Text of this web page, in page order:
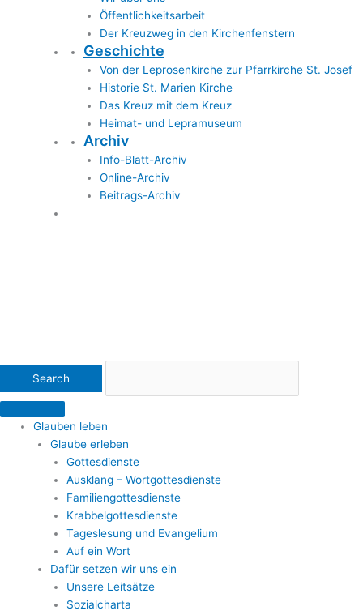
Öffentlichkeitsarbeit
Der Kreuzweg in den Kirchenfenstern
Geschichte
Von der Leprosenkirche zur Pfarrkirche St. Josef
Historie St. Marien Kirche
Das Kreuz mit dem Kreuz
Heimat- und Lepramuseum
Archiv
Info-Blatt-Archiv
Online-Archiv
Beitrags-Archiv
Glauben leben
Glaube erleben
Gottesdienste
Ausklang – Wortgottesdienste
Familiengottesdienste
Krabbelgottesdienste
Tageslesung und Evangelium
Auf ein Wort
Dafür setzen wir uns ein
Unsere Leitsätze
Sozialcharta